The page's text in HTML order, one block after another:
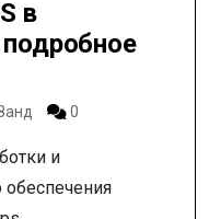
в
подробное
0
и
обеспечения